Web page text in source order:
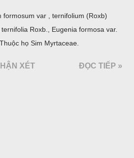
formosum var , ternifolium (Roxb)
Roxb., Eugenia formosa var.
họ Sim Myrtaceae.
XÉT ĐỌC TIẾP »